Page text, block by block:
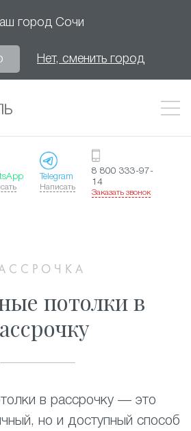
город Сочи
Нет, сменить город
Telegram
Написать
8 800 333-97-
14
Заказать звонок
потолки в
в рассрочку — это
но и доступный способ